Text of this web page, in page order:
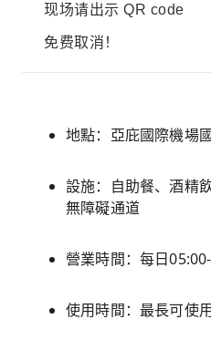
现场请出示 QR code
免费取消！
地點：亞庇國際機場
設施：自助餐、酒精
無障礙通道
營業時間：每日
使用時間：最長可使